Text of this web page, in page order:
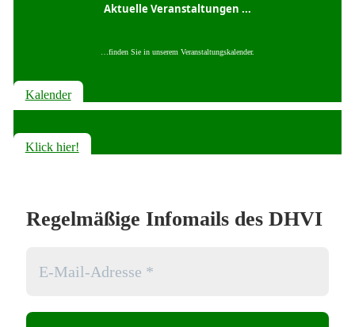
Aktuelle Veranstaltungen ...
…finden Sie in unserem Veranstaltungskalender.
Kalender
Klick hier!
Regelmäßige Infomails des DHVI